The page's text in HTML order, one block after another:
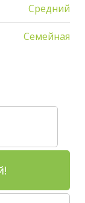
Средний
Семейная